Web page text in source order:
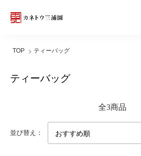
TOP ティーバッグ
ティーバッグ
全3商品
並び替え：